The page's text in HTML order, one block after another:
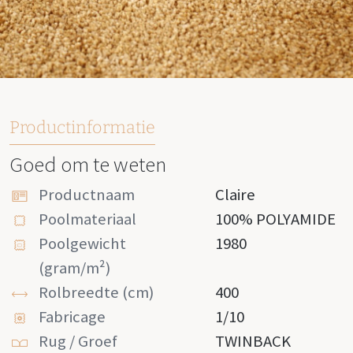
Productinformatie
Goed om te weten
Productnaam
Claire
Poolmateriaal
100% POLYAMIDE
Poolgewicht
(gram/m²)
1980
Rolbreedte (cm)
400
Fabricage
1/10
Rug / Groef
TWINBACK